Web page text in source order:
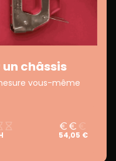
châssis
vous-même
54,05 €